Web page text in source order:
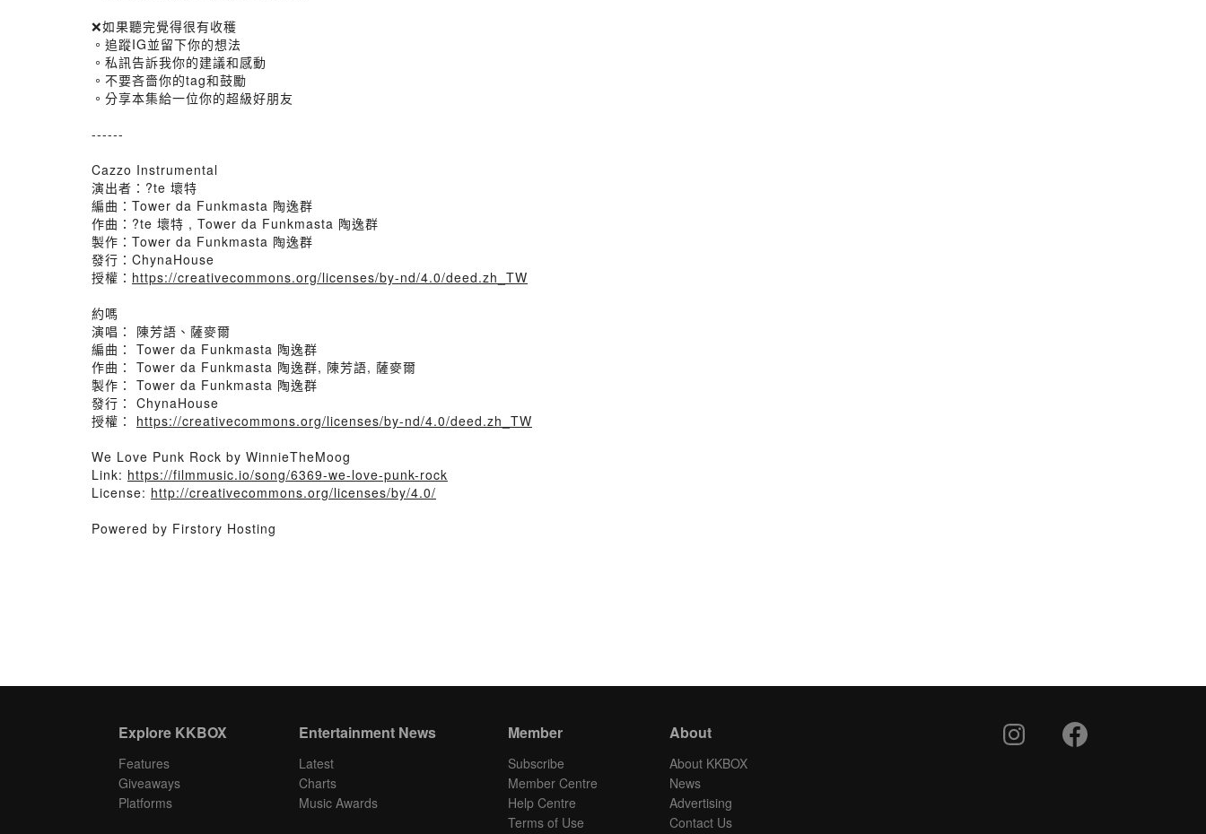
❌如果聽完覺得很有收穫
。追蹤IG並留下你的想法
。私訊告訴我你的建議和感動
。不要吝嗇你的tag和鼓勵
。分享本集給一位你的超級好朋友
------
Cazzo Instrumental
演出者：?te 壞特
編曲：Tower da Funkmasta 陶逸群
作曲：?te 壞特 , Tower da Funkmasta 陶逸群
製作：Tower da Funkmasta 陶逸群
發行：ChynaHouse
授權： https://creativecommons.org/licenses/by-nd/4.0/deed.zh_TW
約嗎
演唱： 陳芳語、薩麥爾
編曲： Tower da Funkmasta 陶逸群
作曲： Tower da Funkmasta 陶逸群, 陳芳語, 薩麥爾
製作： Tower da Funkmasta 陶逸群
發行： ChynaHouse
授權： https://creativecommons.org/licenses/by-nd/4.0/deed.zh_TW
We Love Punk Rock by WinnieTheMoog
Link: https://filmmusic.io/song/6369-we-love-punk-rock
License: http://creativecommons.org/licenses/by/4.0/
Powered by Firstory Hosting
Explore KKBOX
Features
Giveaways
Platforms
Entertainment News
Latest
Charts
Music Awards
Member
Subscribe
Member Centre
Help Centre
Terms of Use
About
About KKBOX
News
Advertising
Contact Us